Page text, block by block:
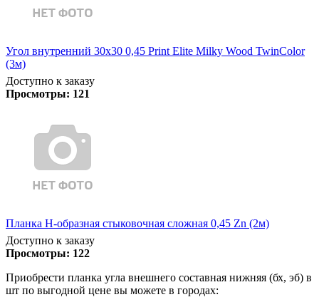
Угол внутренний 30х30 0,45 Print Elite Milky Wood TwinColor
(3м)
Доступно к заказу
Просмотры: 121
Планка Н-образная стыковочная сложная 0,45 Zn (2м)
Доступно к заказу
Просмотры: 122
Приобрести планка угла внешнего составная нижняя (бх, эб) в
шт по выгодной цене вы можете в городах: